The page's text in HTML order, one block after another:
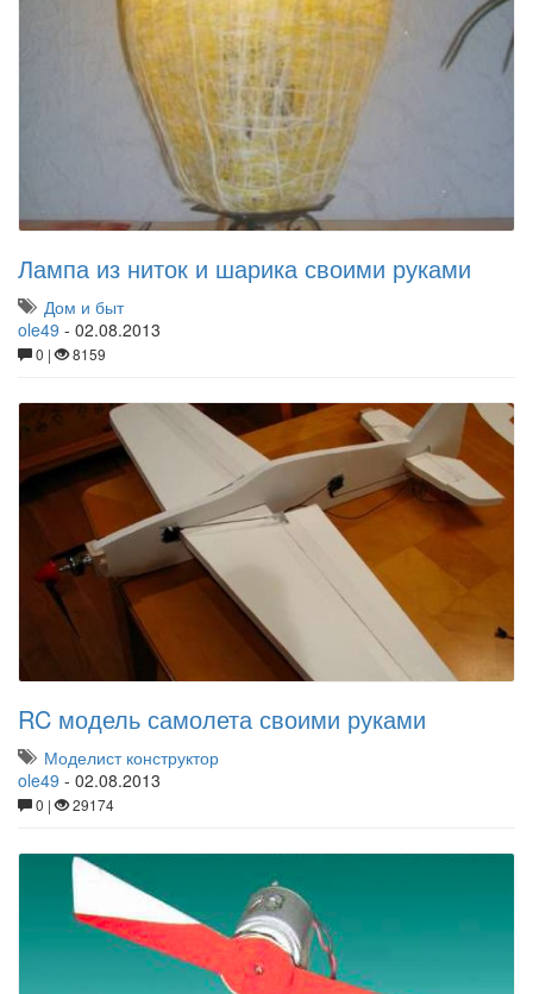
Лампа из ниток и шарика своими руками
Дом и быт
ole49 - 02.08.2013
0 | 8159
RC модель самолета своими руками
Моделист конструктор
ole49 - 02.08.2013
0 | 29174